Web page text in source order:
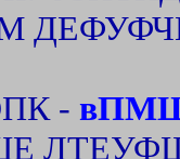
-